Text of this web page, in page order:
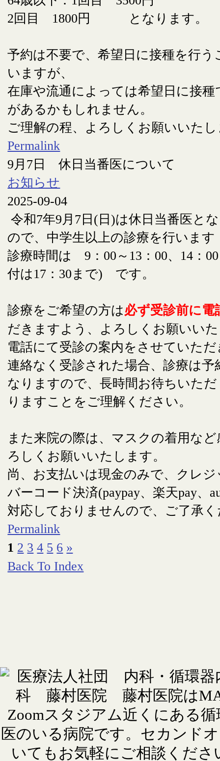
2回目 1800円 となります。
予約は不要で、希望日に接種を行う
いますが、
在庫や流通によっては希望日に接
があるかもしれません。
ご理解の程、よろしくお願いいた
Permalink
9月7日 休日当番医について
お知らせ
2025-09-04
令和7年9月7日(日)は休日当番医と
ので、中学生以上の診療を行います
診療時間は 9：00～13：00、14：
付は17：30まで) です。
診療をご希望の方は必ず受診前に電
だきますよう、よろしくお願いい
電話にて受診の案内をさせていた
連絡なく受診された場合、診療は予
なりますので、長時間お待ちいた
りますことをご理解ください。
また来院の際は、マスクの着用な
ろしくお願いいたします。
尚、お支払いは現金のみで、クレ
バーコード決済(paypay、楽天pay、
対応しておりませんので、ご了承
Permalink
1 2 3 4 5 6 »
Back To Index